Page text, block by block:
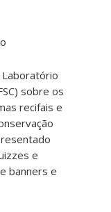
Laboratório
sobre os
recifais e
e
banners e